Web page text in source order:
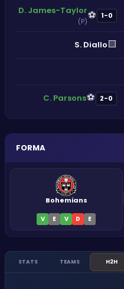
D. James-Taylor
(P)⚽ 1-0
S. Diallo🟨
C. Parsons⚽ 2-0
FORMA
Bohemians
V E V D E
STATS TEAMS H2H